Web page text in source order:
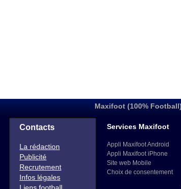
Maxifoot (100%
Contacts
La rédaction
Publicité
Recrutement
Infos légales
Services Maxifoot
Appli Maxifoot Android
Appli Maxifoot iPhone
Site web Mobile
Choix de consentement